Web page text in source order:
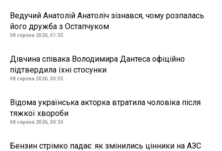
Ведучий Анатолій Анатоліч зізнався, чому розпалась
його дружба з Остапчуком
08 серпня 2026, 01:35
Дівчина співака Володимира Дантеса офіційно
підтвердила їхні стосунки
08 серпня 2026, 00:55
Відома українська акторка втратила чоловіка після
тяжкої хвороби
08 серпня 2026, 00:30
Бензин стрімко падає: як змінились цінники на АЗС